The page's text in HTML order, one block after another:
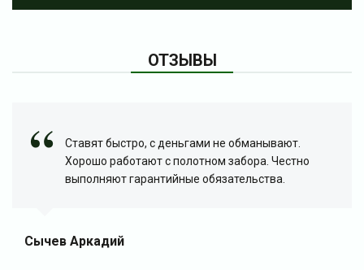
ОТЗЫВЫ
Ставят быстро, с деньгами не обманывают.
Хорошо работают с полотном забора. Честно
выполняют гарантийные обязательства.
Сычев Аркадий